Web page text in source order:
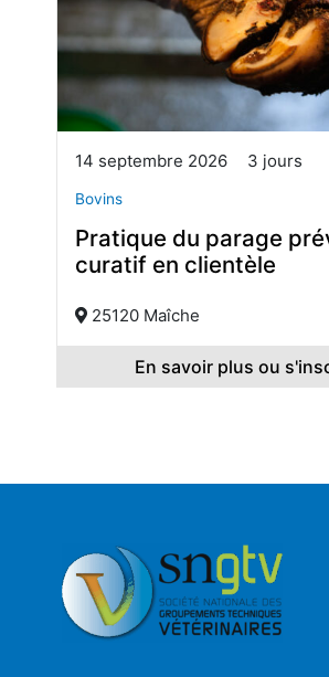
14 septembre 2026 3 jours
Bovins
Pratique du parage
curatif en clientèle
25120 Maîche
En savoir plus ou